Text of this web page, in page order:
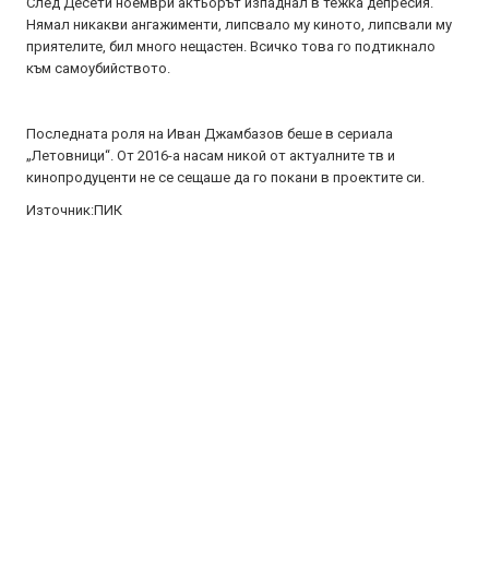
Нямал никакви ангажименти, липсвало му киното, липсвали му
приятелите, бил много нещастен. Всичко това го подтикнало
към самоубийството.
Последната роля на Иван Джамбазов беше в сериала
„Летовници“. От 2016-а насам никой от актуалните тв и
кинопродуценти не се сещаше да го покани в проектите си.
Източник:ПИК